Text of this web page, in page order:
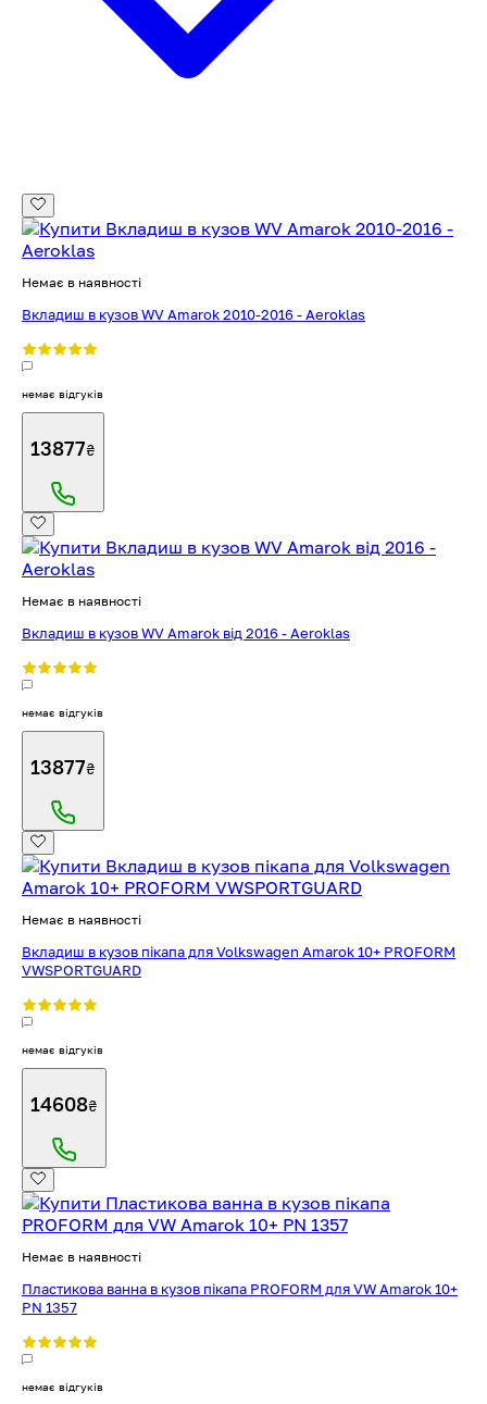
Немає в наявності
Вкладиш в кузов WV Amarok 2010-2016 - Aeroklas
немає відгуків
13877₴
Немає в наявності
Вкладиш в кузов WV Amarok від 2016 - Aeroklas
немає відгуків
13877₴
Немає в наявності
Вкладиш в кузов пікапа для Volkswagen Amarok 10+ PROFORM
VWSPORTGUARD
немає відгуків
14608₴
Немає в наявності
Пластикова ванна в кузов пікапа PROFORM для VW Amarok 10+
PN 1357
немає відгуків